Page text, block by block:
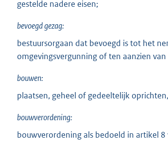
gestelde nadere eisen;
bevoegd gezag:
bestuursorgaan dat bevoegd is tot het
omgevingsvergunning of ten aanzien
bouwen:
plaatsen, geheel of gedeeltelijk
bouwverordening:
bouwverordening als bedoeld in artikel